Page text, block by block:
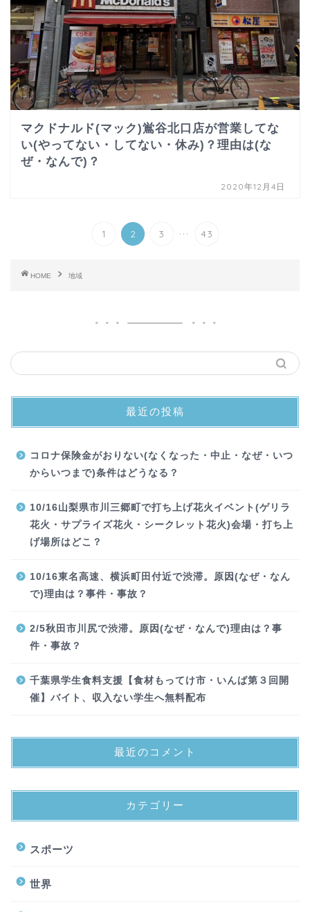
マクドナルド(マック)鴬谷北口店が営業してな
い(やってない・してない・休み)？理由は(な
ぜ・なんで)？
2020年12月4日
1 2 3 ... 43
HOME 地域
最近の投稿
コロナ保険金がおりない(なくなった・中止・なぜ・いつ
からいつまで)条件はどうなる？
10/16山梨県市川三郷町で打ち上げ花火イベント(ゲリラ
花火・サプライズ花火・シークレット花火)会場・打ち上
げ場所はどこ？
10/16東名高速、横浜町田付近で渋滞。原因(なぜ・なん
で)理由は？事件・事故？
2/5秋田市川尻で渋滞。原因(なぜ・なんで)理由は？事
件・事故？
千葉県学生食料支援【食材もってけ市・いんば第３回開
催】バイト、収入ない学生へ無料配布
最近のコメント
カテゴリー
スポーツ
世界